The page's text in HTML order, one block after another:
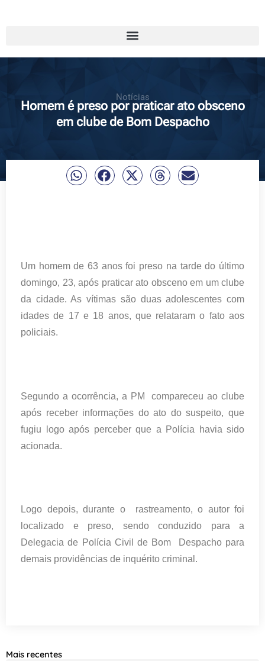
Notícias
Homem é preso por praticar ato obsceno
em clube de Bom Despacho
Um homem de 63 anos foi preso na tarde do último
domingo, 23, após praticar ato obsceno em um clube
da cidade. As vítimas são duas adolescentes com
idades de 17 e 18 anos, que relataram o fato aos
policiais.
Segundo a ocorrência, a PM compareceu ao clube
após receber informações do ato do suspeito, que
fugiu logo após perceber que a Polícia havia sido
acionada.
Logo depois, durante o rastreamento, o autor foi
localizado e preso, sendo conduzido para a
Delegacia de Polícia Civil de Bom Despacho para
demais providências de inquérito criminal.
Mais recentes